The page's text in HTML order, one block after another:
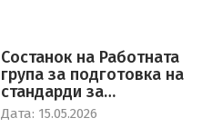
Состанок на Работната
група за подготовка на
стандарди за
воспоставување на
Центар за дневно и
Дата: 15.05.2026